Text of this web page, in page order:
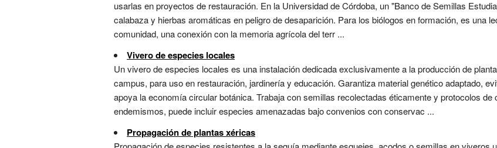
usarlas en proyectos de restauración. En la Universidad de Córdoba, un "Banco de Semillas
calabaza y hierbas aromáticas en peligro de desaparición. Para los biólogos en formación, es una
comunidad, una conexión con la memoria agrícola del terr ...
Vivero de especies locales
Un vivero de especies locales es una instalación dedicada exclusivamente a la producción de
campus, para uso en restauración, jardinería y educación. Garantiza material genético adaptado,
apoya la economía circular botánica. Trabaja con semillas recolectadas éticamente y protocolos
endemismos, puede incluir especies amenazadas bajo convenios con conservac ...
Propagación de plantas xéricas